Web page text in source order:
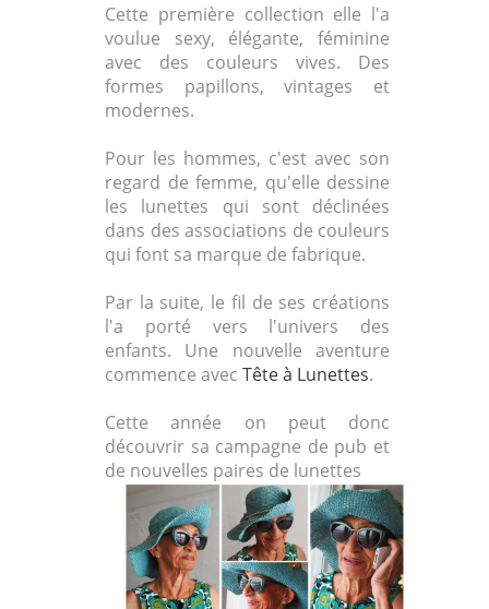
Cette première collection elle l'a
voulue sexy, élégante, féminine
avec des couleurs vives. Des
formes papillons, vintages et
modernes.
Pour les hommes, c'est avec son
regard de femme, qu'elle dessine
les lunettes qui sont déclinées
dans des associations de couleurs
qui font sa marque de fabrique.
Par la suite, le fil de ses créations
l'a porté vers l'univers des
enfants. Une nouvelle aventure
commence avec Tête à Lunettes.
Cette année on peut donc
découvrir sa campagne de pub et
de nouvelles paires de lunettes